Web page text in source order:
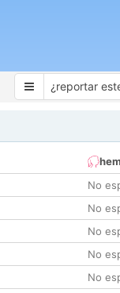
¿reportar
No
No
No
No
No